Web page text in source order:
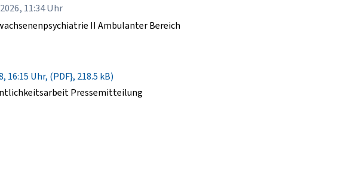
11:34 Uhr
II Ambulanter Bereich
Uhr, (PDF}, 218.5 kB)
Pressemitteilung